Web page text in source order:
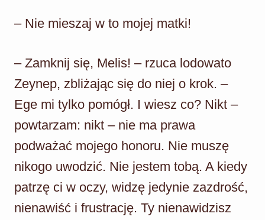
– Nie mieszaj w to mojej matki!
– Zamknij się, Melis! – rzuca lodowato
Zeynep, zbliżając się do niej o krok. –
Ege mi tylko pomógł. I wiesz co? Nikt –
powtarzam: nikt – nie ma prawa
podważać mojego honoru. Nie muszę
nikogo uwodzić. Nie jestem tobą. A kiedy
patrzę ci w oczy, widzę jedynie zazdrość,
nienawiść i frustrację. Ty nienawidzisz